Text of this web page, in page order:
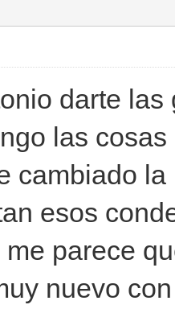
darte
las
cambiado
esos
parece
nuevo